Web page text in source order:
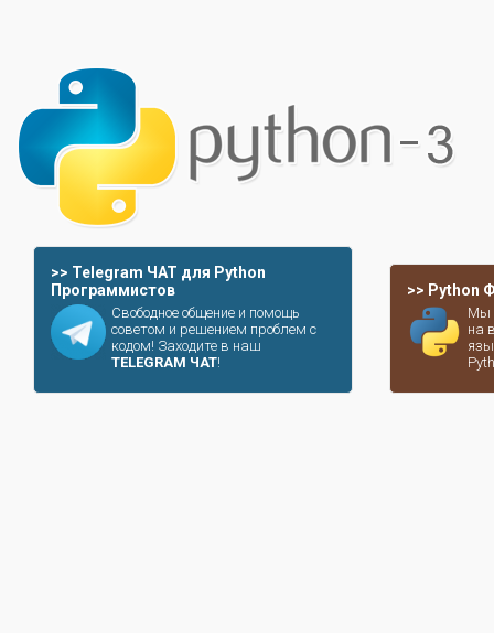
>> Telegram ЧАТ для Python
Программистов
Свободное общение и помощь
советом и решением проблем с
кодом! Заходите в наш
TELEGRAM ЧАТ!
>> Python
Мы
на